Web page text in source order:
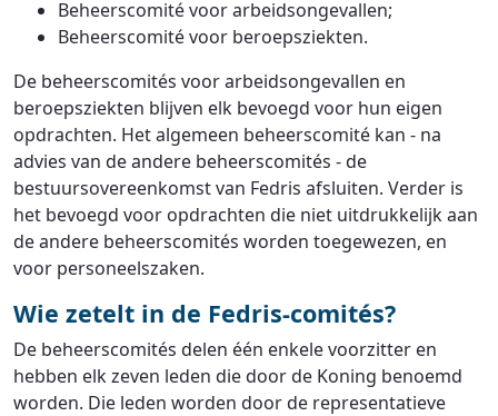
Beheerscomité voor arbeidsongevallen;
Beheerscomité voor beroepsziekten.
De beheerscomités voor arbeidsongevallen en
beroepsziekten blijven elk bevoegd voor hun eigen
opdrachten. Het algemeen beheerscomité kan - na
advies van de andere beheerscomités - de
bestuursovereenkomst van Fedris afsluiten. Verder is
het bevoegd voor opdrachten die niet uitdrukkelijk aan
de andere beheerscomités worden toegewezen, en
voor personeelszaken.
Wie zetelt in de Fedris-comités?
De beheerscomités delen één enkele voorzitter en
hebben elk zeven leden die door de Koning benoemd
worden. Die leden worden door de representatieve